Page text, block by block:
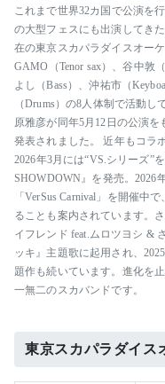
これまで世界32カ国で公演を
の大型フェスにも出演してき
在の東京スカパラダイスオー
GAMO（Tenor sax）、谷中敦
よし（Bass）、沖祐市（
（Drums）の8人体制で活動
原雅彦が同年5月12日の公演
発表されました。 近年もコラ
2026年3月には“VS.シリーズ”
SHOWDOWN』を発売。2026
「VerSus Carnival」を開催中
ることも案内されています。
イフレンド feat.ムロツヨシ &
ッキ』主題歌に起用され、
題作も続いています。進化を
一無二のスカバンドです。
東京スカパラダイス